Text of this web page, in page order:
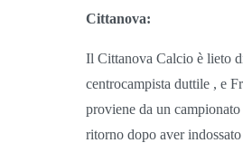
Cittanova:
Il Cittanova Calcio è lieto
centrocampista duttile , e
proviene da un
ritorno dopo aver